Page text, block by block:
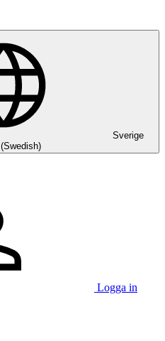
Sverige
(Swedish)
Logga in